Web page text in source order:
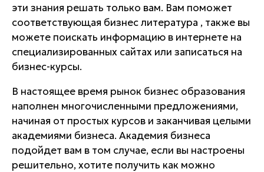
Все контакты
эти знания решать только вам. Вам поможет
соответствующая бизнес литература , также вы
можете поискать информацию в интернете на
специализированных сайтах или записаться на
бизнес-курсы.
В настоящее время рынок бизнес образования
наполнен многочисленными предложениями,
начиная от простых курсов и заканчивая целыми
академиями бизнеса. Академия бизнеса
подойдет вам в том случае, если вы настроены
решительно, хотите получить как можно